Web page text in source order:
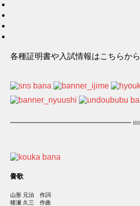
各種証明書や入試情報はこちらから
黌歌
山形 元治 作詞
猪瀬 久三 作曲